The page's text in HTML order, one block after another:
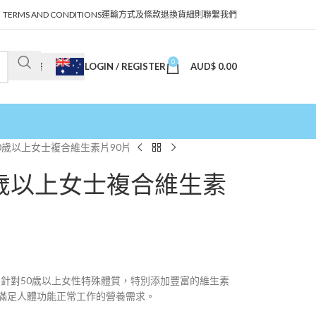
TERMS AND CONDITIONS運輸方式及條款退換貨細則 聯繫我們
澳幣 LOGIN / REGISTER 0 AUD$ 0.00
以上女士複合維生素片90片
上女士複合維生素
對50歲以上女性特殊體質，特別添加豐富的維生素
人體功能正常工作的營養需求。